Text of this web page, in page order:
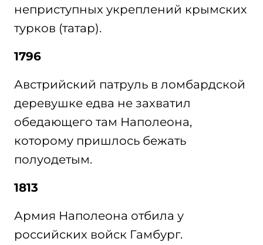
неприступных укреплений крымских
турков (татар).
1796
Австрийский патруль в ломбардской
деревушке едва не захватил
обедающего там Наполеона,
которому пришлось бежать
полуодетым.
1813
Армия Наполеона отбила у
российских войск Гамбург.